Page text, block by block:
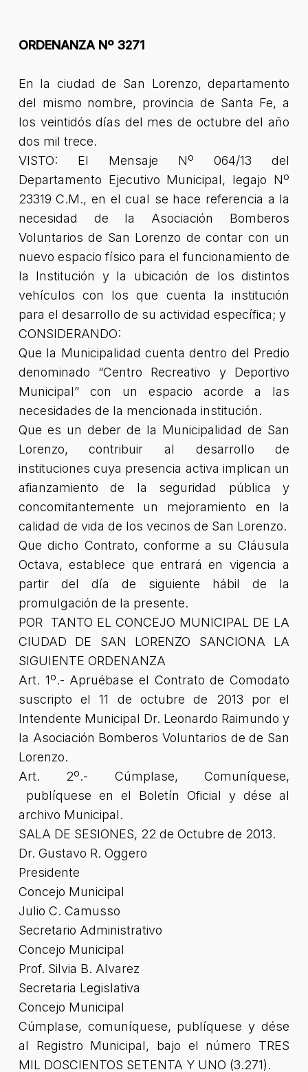
ORDENANZA Nº 3271
En la ciudad de San Lorenzo, departamento
del mismo nombre, provincia de Santa Fe, a
los veintidós días del mes de octubre del año
dos mil trece.
VISTO: El Mensaje Nº 064/13 del
Departamento Ejecutivo Municipal, legajo Nº
23319 C.M., en el cual se hace referencia a la
necesidad de la Asociación Bomberos
Voluntarios de San Lorenzo de contar con un
nuevo espacio físico para el funcionamiento de
la Institución y la ubicación de los distintos
vehículos con los que cuenta la institución
para el desarrollo de su actividad específica; y
CONSIDERANDO:
Que la Municipalidad cuenta dentro del Predio
denominado “Centro Recreativo y Deportivo
Municipal” con un espacio acorde a las
necesidades de la mencionada institución.
Que es un deber de la Municipalidad de San
Lorenzo, contribuir al desarrollo de
instituciones cuya presencia activa implican un
afianzamiento de la seguridad pública y
concomitantemente un mejoramiento en la
calidad de vida de los vecinos de San Lorenzo.
Que dicho Contrato, conforme a su Cláusula
Octava, establece que entrará en vigencia a
partir del día de siguiente hábil de la
promulgación de la presente.
POR TANTO EL CONCEJO MUNICIPAL DE LA
CIUDAD DE SAN LORENZO SANCIONA LA
SIGUIENTE ORDENANZA
Art. 1º.- Apruébase el Contrato de Comodato
suscripto el 11 de octubre de 2013 por el
Intendente Municipal Dr. Leonardo Raimundo y
la Asociación Bomberos Voluntarios de de San
Lorenzo.
Art. 2º.- Cúmplase, Comuníquese,
publíquese en el Boletín Oficial y dése al
archivo Municipal.
SALA DE SESIONES, 22 de Octubre de 2013.
Dr. Gustavo R. Oggero
Presidente
Concejo Municipal
Julio C. Camusso
Secretario Administrativo
Concejo Municipal
Prof. Silvia B. Alvarez
Secretaria Legislativa
Concejo Municipal
Cúmplase, comuníquese, publíquese y dése
al Registro Municipal, bajo el número TRES
MIL DOSCIENTOS SETENTA Y UNO (3.271).